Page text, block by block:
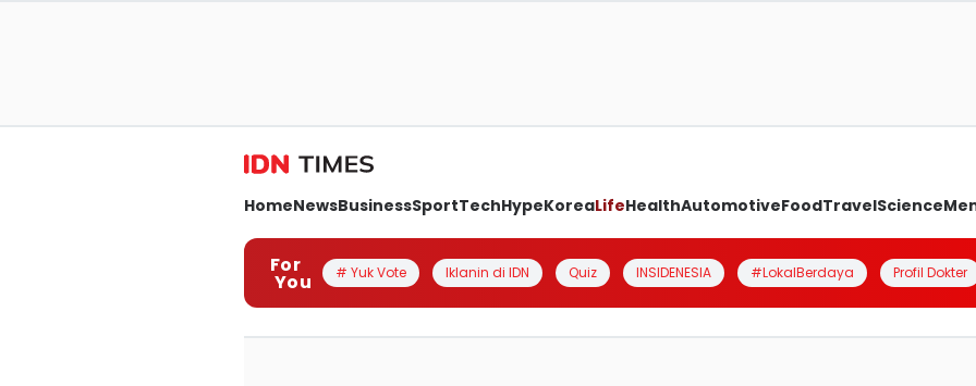
HomeNewsBusinessSportTechHypeKoreaLifeHealthAutomotiveFoodTravelScience
For
You # Yuk Vote Iklanin di IDN Quiz INSIDENESIA #LokalBerdaya Profil Dokter